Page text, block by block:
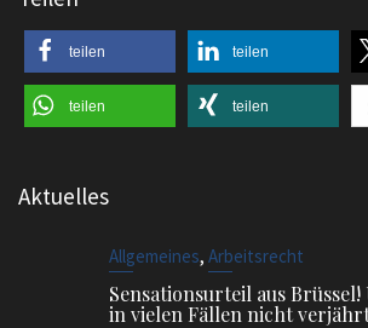
teilen teilen
teilen teilen
Aktuelles
Allgemeines, Arbeitsrecht
Sensationsurteil aus
in vielen Fällen nicht